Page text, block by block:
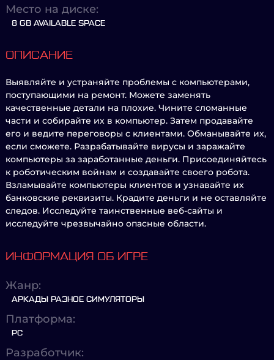
Место на диске:
8 GB AVAILABLE SPACE
ОПИСАНИЕ
Выявляйте и устраняйте проблемы с компьютерами,
поступающими на ремонт. Можете заменять
качественные детали на плохие. Чините сломанные
части и собирайте их в компьютер. Затем продавайте
его и ведите переговоры с клиентами. Обманывайте их,
если сможете. Разрабатывайте вирусы и заражайте
компьютеры за заработанные деньги. Присоединяйтесь
к роботическим войнам и создавайте своего робота.
Взламывайте компьютеры клиентов и узнавайте их
банковские реквизиты. Крадите деньги и не оставляйте
следов. Исследуйте таинственные веб-сайты и
исследуйте чрезвычайно опасные области.
ИНФОРМАЦИЯ ОБ ИГРЕ
Жанр:
АРКАДЫ РАЗНОЕ СИМУЛЯТОРЫ
Платформа:
PC
Разработчик: